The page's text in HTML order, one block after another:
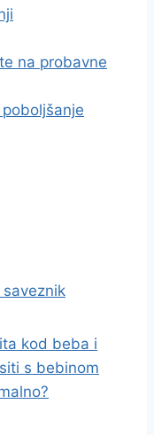
na probavne
kod beba i
s bebinom